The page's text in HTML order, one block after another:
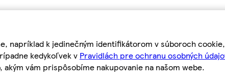
napríklad k jedinečným identifikátorom v súboroch
kedykoľvek v Pravidlách pre ochranu osobných
vám prispôsobíme nakupovanie na našom webe.